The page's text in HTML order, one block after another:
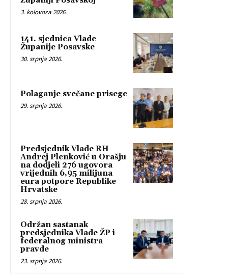
3. kolovoza 2026.
141. sjednica Vlade
Županije Posavske
30. srpnja 2026.
Polaganje svečane prisege
29. srpnja 2026.
Predsjednik Vlade RH
Andrej Plenković u Orašju
na dodjeli 276 ugovora
vrijednih 6,95 milijuna
eura potpore Republike
Hrvatske
28. srpnja 2026.
Održan sastanak
predsjednika Vlade ŽP i
federalnog ministra
pravde
23. srpnja 2026.